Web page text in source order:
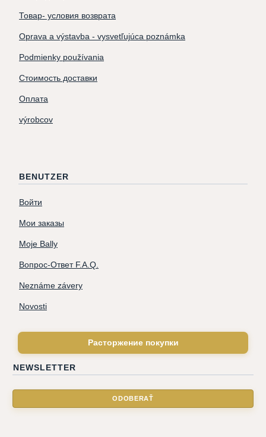
Товар- условия возврата
Oprava a výstavba - vysvetľujúca poznámka
Podmienky používania
Стоимость доставки
Оплата
výrobcov
BENUTZER
Войти
Мои заказы
Moje Bally
Вопрос-Ответ F.A.Q.
Neznáme závery
Novosti
Расторжение покупки
NEWSLETTER